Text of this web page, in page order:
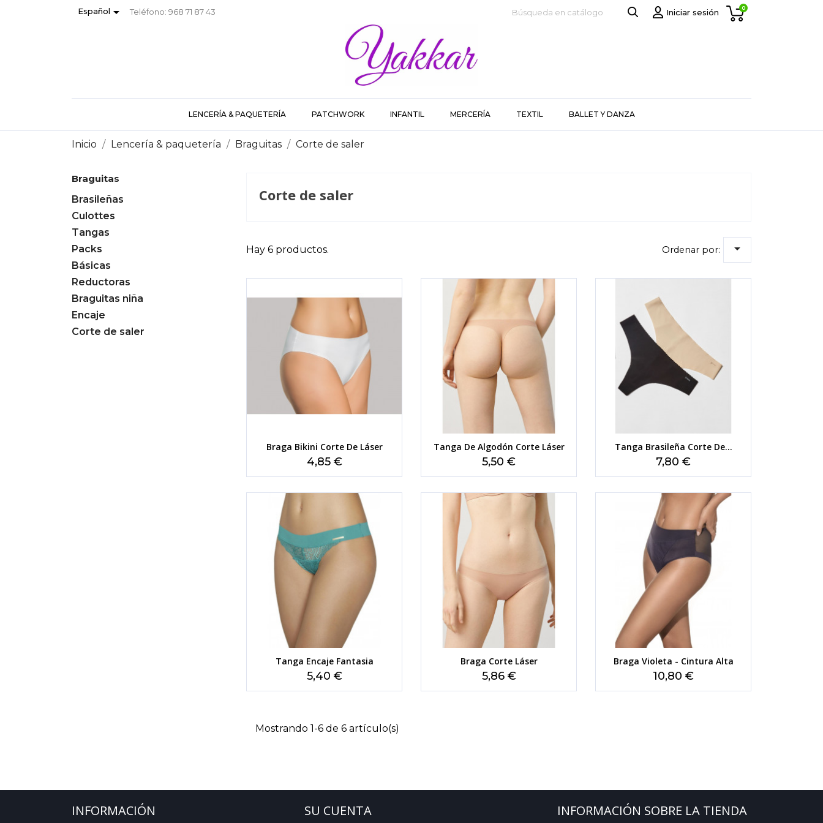
Español Teléfono: 968 71 87 43 Iniciar sesión 0
LENCERÍA & PAQUETERÍA PATCHWORK INFANTIL MERCERÍA TEXTIL BALLET Y DANZA
Inicio Lencería & paquetería Braguitas Corte de saler
Braguitas
Brasileñas
Culottes
Tangas
Packs
Básicas
Reductoras
Braguitas niña
Encaje
Corte de saler
Corte de saler
Hay 6 productos. Ordenar por: 
Braga Bikini Corte De Láser
Precio
4,85 €
Tanga De Algodón Corte Láser
Precio
5,50 €
Tanga Brasileña Corte De...
Precio
7,80 €
Tanga Encaje Fantasia
Precio
5,40 €
Braga Corte Láser
Precio
5,86 €
Braga Violeta - Cintura Alta
Precio
10,80 €
Mostrando 1-6 de 6 artículo(s)
INFORMACIÓN SU CUENTA INFORMACIÓN SOBRE LA TIENDA